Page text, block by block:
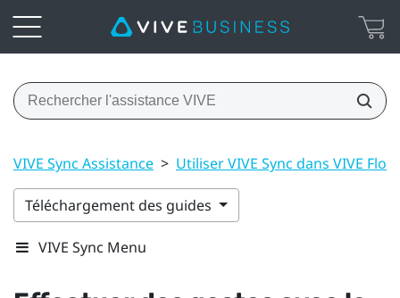
VIVE Sync Assistance > Utiliser VIVE Sync dans VIVE Flow
Téléchargement des guides
VIVE Sync Menu